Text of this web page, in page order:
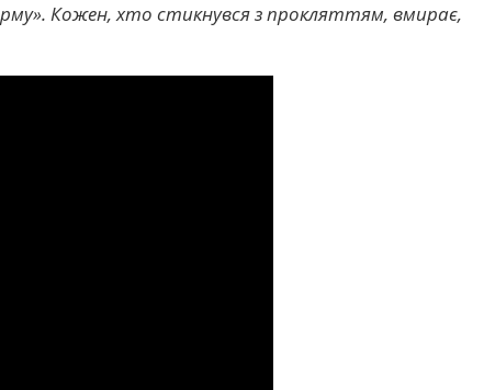
Кожен, хто стикнувся з прокляттям, вмирає,